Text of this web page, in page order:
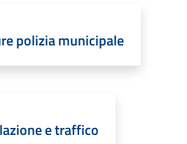
polizia municipale
e traffico